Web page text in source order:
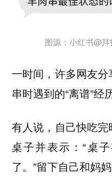
图源：小红书@拜
一时间，许多网友
串时遇到的“离谱”经历
有人说，自己快吃
桌子并表示：“桌
了。 ”留下自己和妈